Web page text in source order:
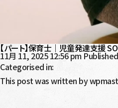
【パート】保育士｜児童発達支援
11月 11, 2025 12:56 pm
Categorised in:
This post was written by